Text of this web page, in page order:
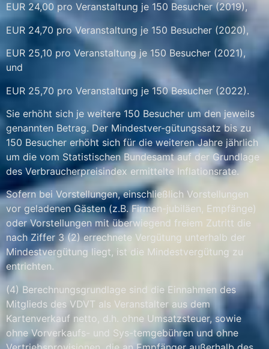
EUR 24,00 pro Veranstaltung je 150 Besucher (2019),
EUR 24,70 pro Veranstaltung je 150 Besucher (2020),
EUR 25,10 pro Veranstaltung je 150 Besucher (2021),
und
EUR 25,70 pro Veranstaltung je 150 Besucher (2022).
Sie erhöht sich je weitere 150 Besucher um den jeweils
genannten Betrag. Der Mindestver-gütungssatz bis zu
150 Besucher erhöht sich für die weiteren Jahre jährlich
um die vom Statistischen Bundesamt auf der Grundlage
des Verbraucherpreisindex ermittelte Inflationsrate.
Sofern bei Vorstellungen, einschließlich Vorstellungen
vor geladenen Gästen (z.B. Firmen-jubiläen, Empfänge)
oder Vorstellungen mit überwiegend freiem Zutritt die
nach Ziffer 3 (2) errechnete Vergütung unterhalb der
Mindestvergütung liegt, ist die Mindestvergütung zu
entrichten.
(4) Berechnungsgrundlage sind die Einnahmen des
Mitglieds des VDVT als Veranstalter aus dem
Kartenverkauf netto, d.h. ohne Umsatzsteuer, sowie
ohne Vorverkaufs- und Sys-temgebühren und ohne